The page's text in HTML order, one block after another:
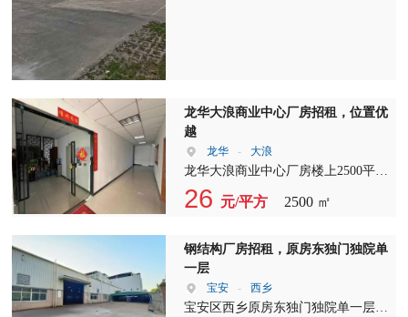
的到来，共创美好未来！
我们为您提供了9片场地，专业龙骨
木地板和运动地胶减震防滑，确保了
工作环境的舒适和安全。中央空调、
独立淋浴室、更衣室一应俱全，让您
在运动后能够清爽焕新，继续投入工
个充满活力的商业环境。在这里，您
不仅能享受到优越的地理位置，还能
享受到完善的配套设施。赶快联系我
们，让我们一起共创美好未来！ 厂
龙华大浪商业中心厂房招租，位置优
越
龙华 - 大浪
龙华大浪商业中心厂房楼上2500平方
招租 周边配套齐全，位置好 附近很
好招工，大车随意进出，主干道边上
间仓库等
26 元/平方 2500 ㎡
钢结构厂房招租，原房东独门独院单
一层
宝安 - 西乡
宝安区西乡原房东独门独院单一层，